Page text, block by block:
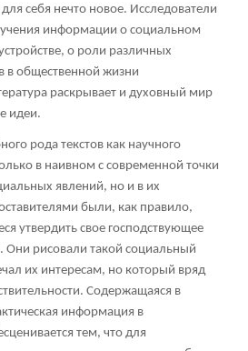
себя нечто новое. Исследователи
информации о социальном
о роли различных
в общественной жизни
раскрывает и духовный мир
идеи.
рода текстов как научного
в наивном с современной точки
явлений, но и в их
были, как правило,
утвердить свое господствующее
Они рисовали такой социальный
их интересам, но который вряд
Содержащаяся в
информация в
тем, что для